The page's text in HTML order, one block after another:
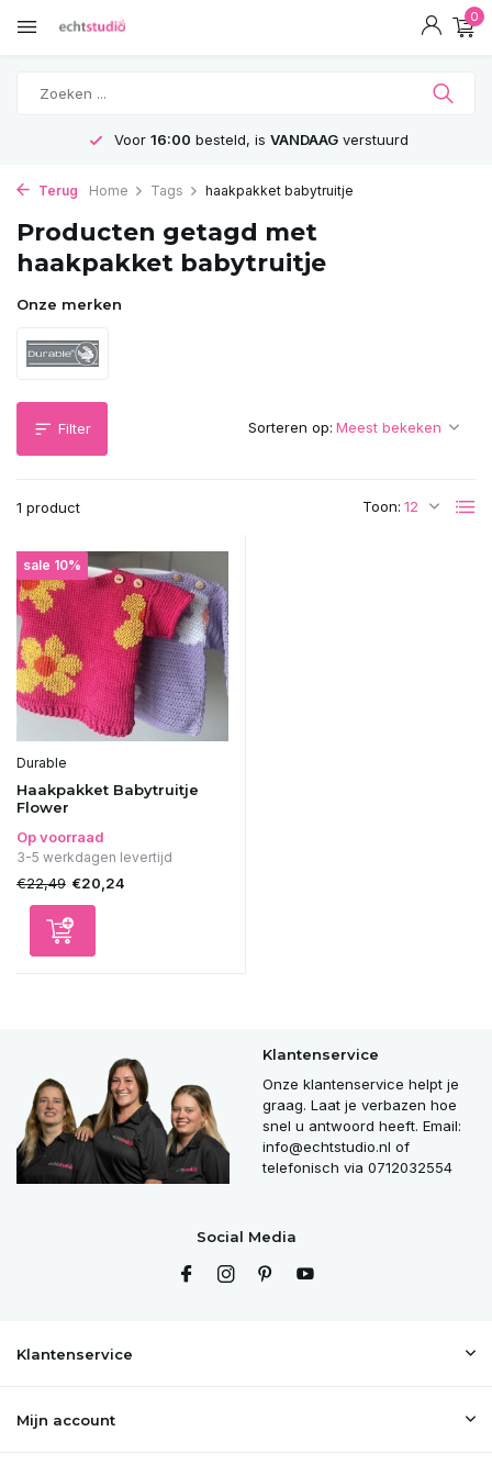
0
Voor 16:00 besteld, is VANDAAGverstuurd
Terug Home Tags haakpakket babytruitje
Producten getagd met
haakpakket babytruitje
Onze merken
Filter
1 product Toon:
Sorteren op:
sale 10%
Durable
Haakpakket Babytruitje
Flower
Op voorraad
3-5 werkdagen levertijd
€22,49 €20,24
Klantenservice
Onze klantenservice helpt je
graag. Laat je verbazen hoe
snel u antwoord heeft. Email:
info@echtstudio.nl of
telefonisch via 0712032554
Social Media
Klantenservice
Mijn account